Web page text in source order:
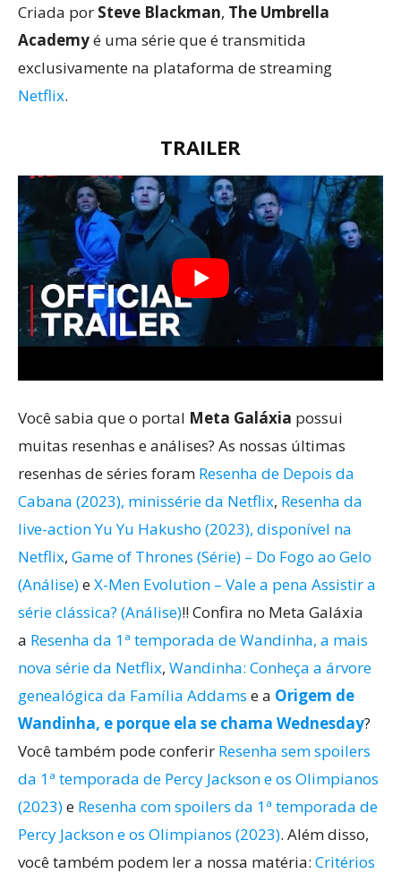
Criada por Steve Blackman, The Umbrella
Academyé uma série que é transmitida
exclusivamente na plataforma de streaming
Netflix.
TRAILER
Você sabia que o portal Meta Galáxia possui
muitas resenhas e análises? As nossas últimas
resenhas de séries foram Resenha de Depois da
Cabana (2023), minissérie da Netflix, Resenha da
live-action Yu Yu Hakusho (2023), disponível na
Netflix, Game of Thrones (Série) – Do Fogo ao Gelo
(Análise)eX-Men Evolution – Vale a pena Assistir a
série clássica? (Análise)!! Confira no Meta Galáxia
a Resenha da 1ª temporada de Wandinha, a mais
nova série da Netflix, Wandinha: Conheça a árvore
genealógica da Família Addams e a Origem de
Wandinha, e porque ela se chama Wednesday?
Você também pode conferir Resenha sem spoilers
da 1ª temporada de Percy Jackson e os Olimpianos
(2023)e Resenha com spoilers da 1ª temporada de
Percy Jackson e os Olimpianos (2023). Além disso,
você também podem ler a nossa matéria: Critérios